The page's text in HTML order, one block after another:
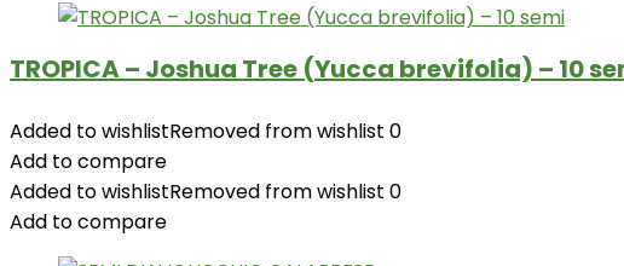
TROPICA – Joshua Tree (Yucca brevifolia) – 10
Added to wishlistRemoved from wishlist 0
Add to compare
Added to wishlistRemoved from wishlist 0
Add to compare